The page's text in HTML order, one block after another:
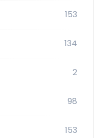
153
134
2
98
153